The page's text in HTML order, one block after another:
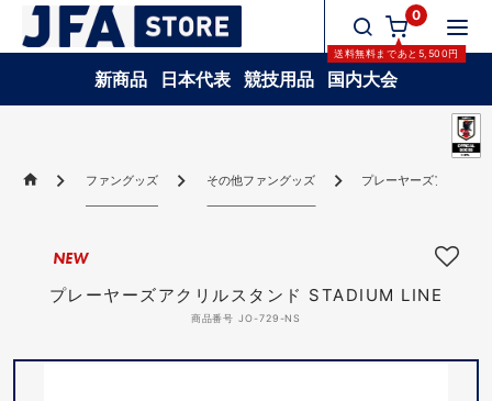
0
送料無料まであと 5,500円
新商品 日本代表 競技用品 国内大会
ファングッズ その他ファングッズ プレーヤーズアクリル
プレーヤーズアクリルスタンド STADIUM LINE
商品番号 JO-729-NS
NEW